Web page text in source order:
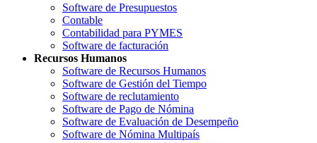
Software de Presupuestos
Contable
Contabilidad para PYMES
Software de facturación
Recursos Humanos
Software de Recursos Humanos
Software de Gestión del Tiempo
Software de reclutamiento
Software de Pago de Nómina
Software de Evaluación de Desempeño
Software de Nómina Multipaís